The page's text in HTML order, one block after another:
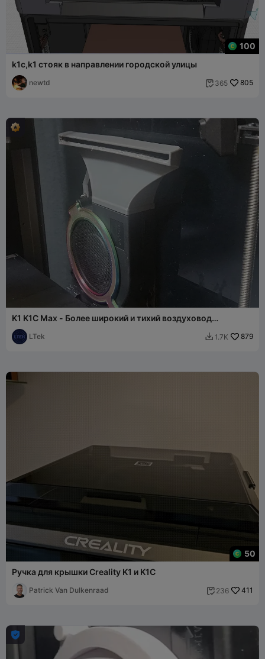
100
k1c,k1 стояк в направлении городской улицы
newtd  365 805
K1 K1C Max - Более широкий и тихий воздуховод
вспомогательного вентилятора
LTek  1.7K 879
50
Ручка для крышки Creality K1 и K1C
Patrick Van Dulkenraad  236 411
